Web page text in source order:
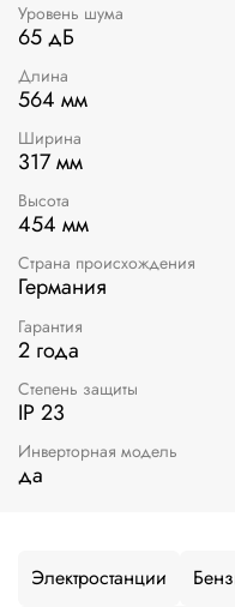
Уровень шума
65 дБ
Длина
564 мм
Ширина
317 мм
Высота
454 мм
Страна происхождения
Германия
Гарантия
2 года
Степень защиты
IP 23
Инверторная модель
да
Электростанции